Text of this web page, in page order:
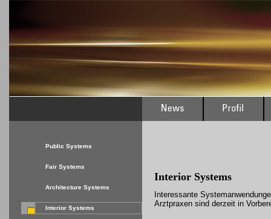
Interior Systems
Interessante
Arztpraxen sind derzeit in
Public Systems
Fair Systems
Architecture Systems
Interior Systems